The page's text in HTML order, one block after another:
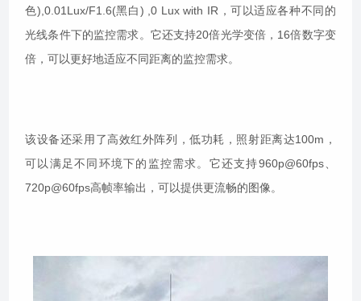
色),0.01Lux/F1.6(黑白) ,0 Lux with IR，可以适应各种不同的
光线条件下的监控需求。它还支持20倍光学变倍，16倍数字变
倍，可以更好地适应不同距离的监控需求。
该设备还采用了高效红外阵列，低功耗，照射距离达100m，
可以满足不同环境下的监控需求。它还支持960p@60fps、
720p@60fps高帧率输出，可以提供更流畅的图像。